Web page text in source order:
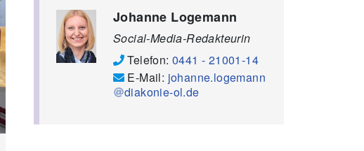
Johanne Logemann
Social-Media-Redakteurin
Telefon:0441 - 21001-14
E-Mail: johanne.logemann
diakonie-ol.de